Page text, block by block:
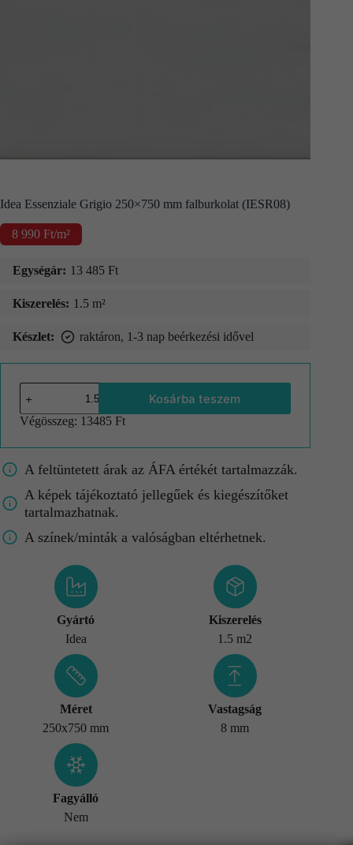
Idea Essenziale Grigio 250×750 mm falburkolat (IESR08)
8 990 Ft/m²
Egységár: 13 485 Ft
Kiszerelés: 1.5 m²
Készlet: raktáron, 1-3 nap beérkezési idővel
Kosárba teszem
Végösszeg: 13485 Ft
A feltüntetett árak az ÁFA értékét tartalmazzák.
A képek tájékoztató jellegűek és kiegészítőket
tartalmazhatnak.
A színek/minták a valóságban eltérhetnek.
Gyártó
Idea
Kiszerelés
1.5 m2
Méret
250x750 mm
Vastagság
8 mm
Fagyálló
Nem